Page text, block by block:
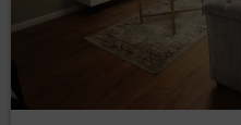
Zalecamy
polityki ochrony
zasady korzystania
w statystykach: